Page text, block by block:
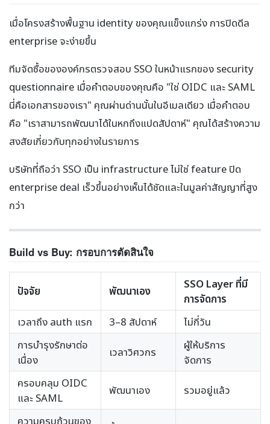
เมื่อโครงสร้างพื้นฐาน identity ของคุณแข็งแกร่ง การปิดดีล
enterprise จะง่ายขึ้น
ทีมจัดซื้อขององค์กรตรวจสอบ SSO ในหน้าแรกของ security
questionnaire เมื่อคำตอบของคุณคือ "ใช่ OIDC และ SAML
นี่คือเอกสารของเรา" คุณผ่านด่านนั้นในอีเมลเดียว เมื่อคำตอบ
คือ "เราสามารถพัฒนาได้ในหกถึงแปดสัปดาห์" คุณได้สร้างความ
สงสัยเกี่ยวกับทุกอย่างในรายการ
บริษัทที่ถือว่า SSO เป็น infrastructure ไม่ใช่ feature ปิด
enterprise deal เร็วขึ้นอย่างเห็นได้ชัดและในมูลค่าสัญญาที่สูง
กว่า
Build vs Buy: กรอบการตัดสินใจ
ปัจจัย พัฒนาเอง
SSO Layer ที่มี
การจัดการ
เวลาถึง auth แรก
3–8 สัปดาห์
ไม่กี่วัน
การบำรุงรักษาต่อ
เนื่อง
เวลาวิศวกร
ผู้ให้บริการ
จัดการ
ครอบคลุม OIDC
และ SAML
พัฒนาเอง รวมอยู่แล้ว
ความครบถ้วนของ